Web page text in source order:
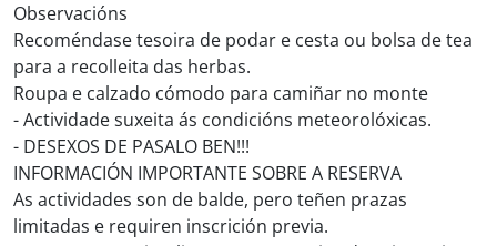
Observacións
Recoméndase tesoira de podar e cesta ou bolsa de tea
para a recolleita das herbas.
Roupa e calzado cómodo para camiñar no monte
- Actividade suxeita ás condicións meteorolóxicas.
- DESEXOS DE PASALO BEN!!!
INFORMACIÓN IMPORTANTE SOBRE A RESERVA
As actividades son de balde, pero teñen prazas
limitadas e requiren inscrición previa.